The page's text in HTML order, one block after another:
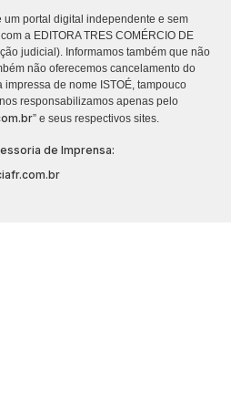
um portal digital independente e sem
a EDITORA TRES COMÉRCIO DE
judicial). Informamos também que não
não oferecemos cancelamento do
de nome ISTOÉ, tampouco
responsabilizamos apenas pelo
” e seus respectivos sites.
de Imprensa: